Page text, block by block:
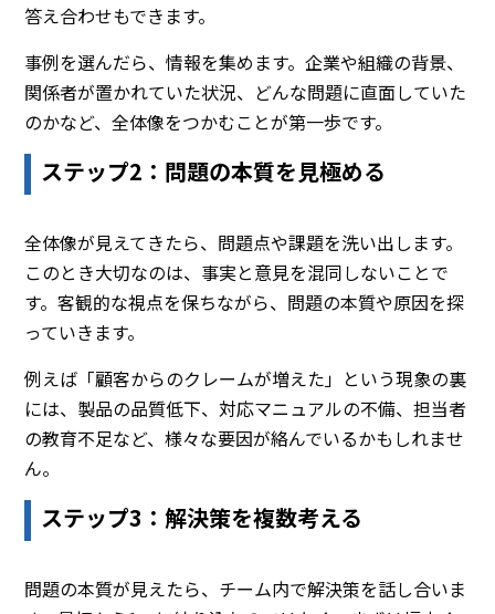
答え合わせもできます。
事例を選んだら、情報を集めます。企業や組織の背景、
関係者が置かれていた状況、どんな問題に直面していた
のかなど、全体像をつかむことが第一歩です。
ステップ2：問題の本質を見極める
全体像が見えてきたら、問題点や課題を洗い出します。
このとき大切なのは、事実と意見を混同しないことで
す。客観的な視点を保ちながら、問題の本質や原因を探
っていきます。
例えば「顧客からのクレームが増えた」という現象の裏
には、製品の品質低下、対応マニュアルの不備、担当者
の教育不足など、様々な要因が絡んでいるかもしれませ
ん。
ステップ3：解決策を複数考える
問題の本質が見えたら、チーム内で解決策を話し合いま